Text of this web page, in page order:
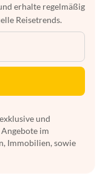
erhalte regelmäßig
Reisetrends.
und
im
Immobilien, sowie